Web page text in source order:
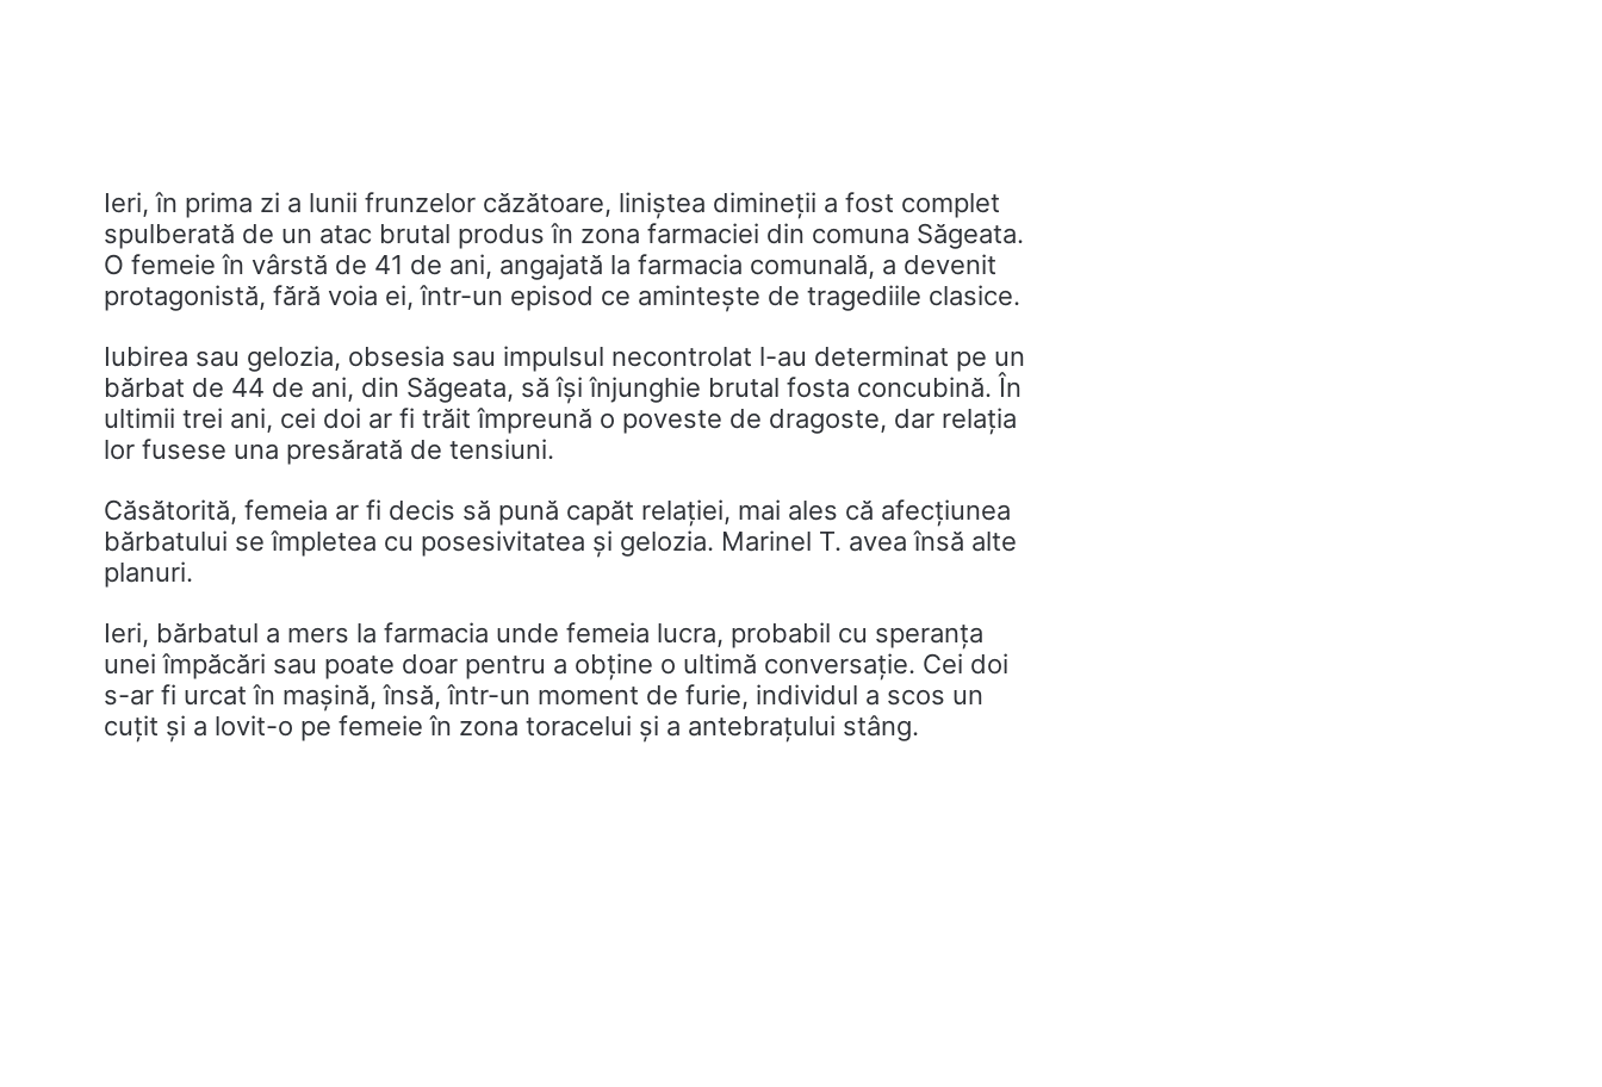
Ieri, în prima zi a lunii frunzelor căzătoare, liniștea dimineții a fost complet
spulberată de un atac brutal produs în zona farmaciei din comuna Săgeata.
O femeie în vârstă de 41 de ani, angajată la farmacia comunală, a devenit
protagonistă, fără voia ei, într-un episod ce amintește de tragediile clasice.
Iubirea sau gelozia, obsesia sau impulsul necontrolat l-au determinat pe un
bărbat de 44 de ani, din Săgeata, să își înjunghie brutal fosta concubină. În
ultimii trei ani, cei doi ar fi trăit împreună o poveste de dragoste, dar relația
lor fusese una presărată de tensiuni.
Căsătorită, femeia ar fi decis să pună capăt relației, mai ales că afecțiunea
bărbatului se împletea cu posesivitatea și gelozia. Marinel T. avea însă alte
planuri.
Ieri, bărbatul a mers la farmacia unde femeia lucra, probabil cu speranța
unei împăcări sau poate doar pentru a obține o ultimă conversație. Cei doi
s-ar fi urcat în mașină, însă, într-un moment de furie, individul a scos un
cuțit și a lovit-o pe femeie în zona toracelui și a antebrațului stâng.